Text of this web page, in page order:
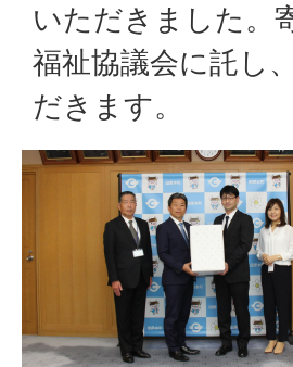
いただきました。
福祉協議会に託し
だきます。